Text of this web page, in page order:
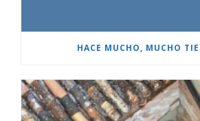
HACE MUCHO, MUCHO